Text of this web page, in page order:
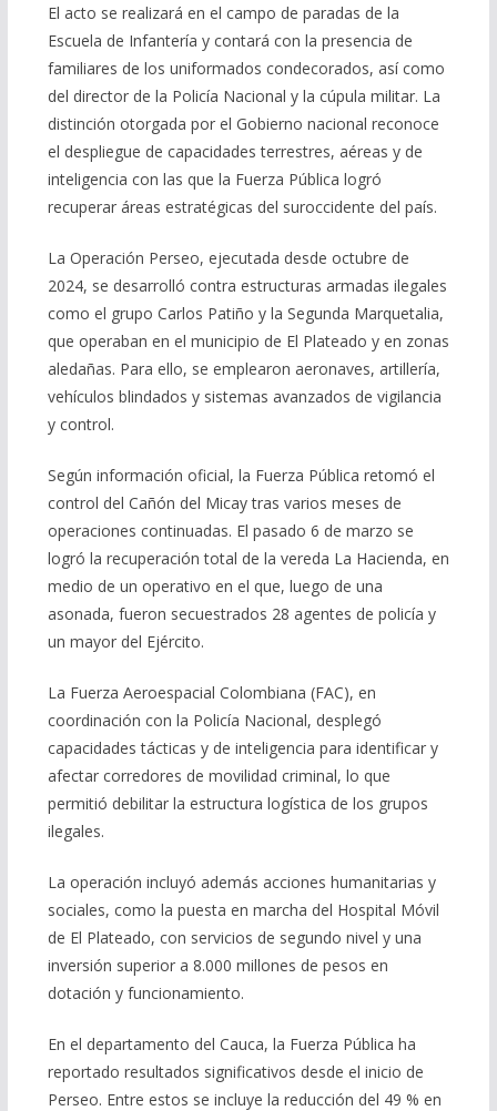
El acto se realizará en el campo de paradas de la
Escuela de Infantería y contará con la presencia de
familiares de los uniformados condecorados, así como
del director de la Policía Nacional y la cúpula militar. La
distinción otorgada por el Gobierno nacional reconoce
el despliegue de capacidades terrestres, aéreas y de
inteligencia con las que la Fuerza Pública logró
recuperar áreas estratégicas del suroccidente del país.
La Operación Perseo, ejecutada desde octubre de
2024, se desarrolló contra estructuras armadas ilegales
como el grupo Carlos Patiño y la Segunda Marquetalia,
que operaban en el municipio de El Plateado y en zonas
aledañas. Para ello, se emplearon aeronaves, artillería,
vehículos blindados y sistemas avanzados de vigilancia
y control.
Según información oficial, la Fuerza Pública retomó el
control del Cañón del Micay tras varios meses de
operaciones continuadas. El pasado 6 de marzo se
logró la recuperación total de la vereda La Hacienda, en
medio de un operativo en el que, luego de una
asonada, fueron secuestrados 28 agentes de policía y
un mayor del Ejército.
La Fuerza Aeroespacial Colombiana (FAC), en
coordinación con la Policía Nacional, desplegó
capacidades tácticas y de inteligencia para identificar y
afectar corredores de movilidad criminal, lo que
permitió debilitar la estructura logística de los grupos
ilegales.
La operación incluyó además acciones humanitarias y
sociales, como la puesta en marcha del Hospital Móvil
de El Plateado, con servicios de segundo nivel y una
inversión superior a 8.000 millones de pesos en
dotación y funcionamiento.
En el departamento del Cauca, la Fuerza Pública ha
reportado resultados significativos desde el inicio de
Perseo. Entre estos se incluye la reducción del 49 % en